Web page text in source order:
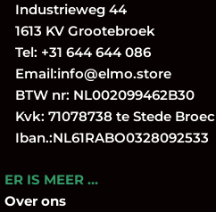
Industrieweg 44
1613 KV Grootebroek
Tel: +31 644 644 086
Email:info@elmo.store
BTW nr: NL002099462B30
Kvk: 71078738 te Stede Broec
Iban.:NL61RABO0328092533
ER IS MEER …
Over ons